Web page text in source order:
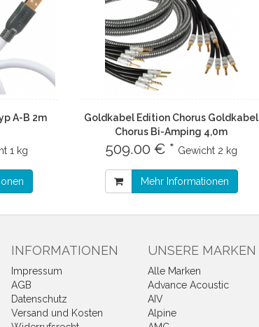
A-B 2m
1 kg
Goldkabel Edition Chorus Goldkabel
Chorus Bi-Amping 4,0m
509.00 € * Gewicht 2 kg
Mehr Informationen
INFORMATIONEN
Impressum
AGB
Datenschutz
Versand und Kosten
UNSERE MARKEN
Alle Marken
Advance Acoustic
AIV
Alpine